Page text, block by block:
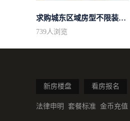
求购城东区域房型不限装修不限
739人浏览
新房楼盘 看房报名
法律申明 套餐标准 金币充值